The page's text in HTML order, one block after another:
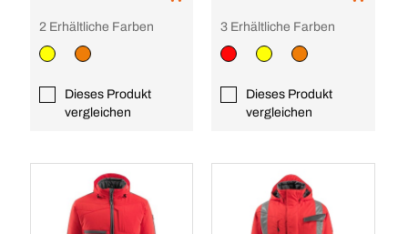
Dieses Produkt
vergleichen
2 Erhältliche Farben
Dieses Produkt
vergleichen
3 Erhältliche Farben